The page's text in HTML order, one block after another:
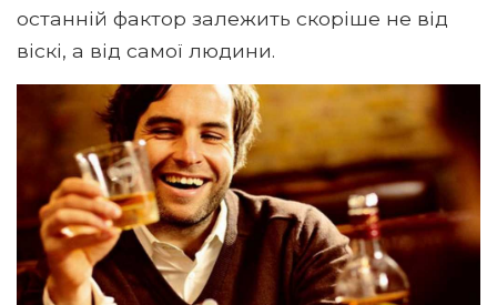
останній фактор залежить скоріше не від
віскі, а від самої людини.